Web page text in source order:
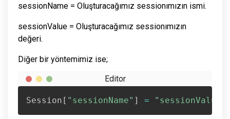
sessionName = Oluşturacağımız sessionımızın ismi.
sessionValue = Oluşturacağımız sessionımızın
değeri.
Diğer bir yöntemimiz ise;
Session [ "sessionName" ] = "sessionValue"